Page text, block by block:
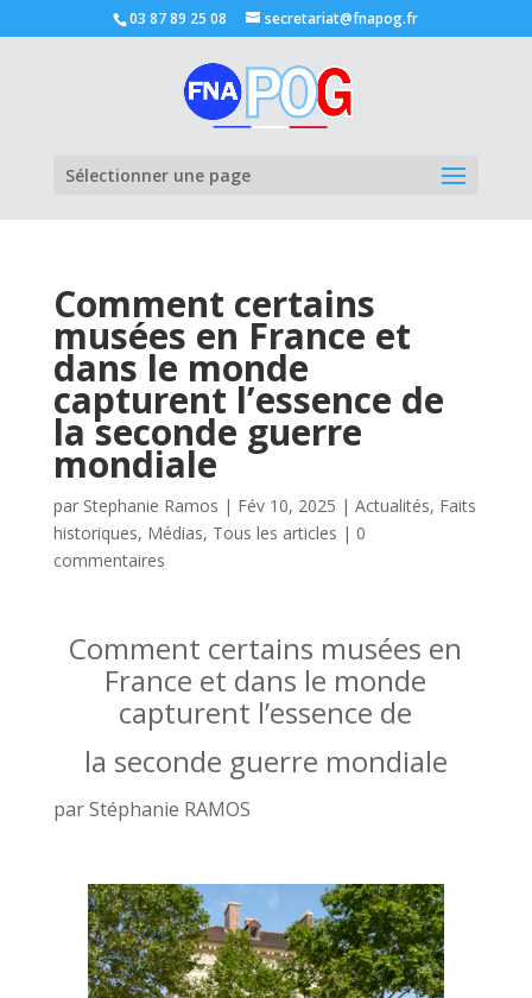
03 87 89 25 08 secretariat@fnapog.fr
Sélectionner une page
Comment certains
musées en France et
dans le monde
capturent l’essence de
la seconde guerre
mondiale
par Stephanie Ramos | Fév 10, 2025 | Actualités, Faits
historiques, Médias, Tous les articles | 0
commentaires
Comment certains musées en
France et dans le monde
capturent l’essence de
la seconde guerre mondiale
par Stéphanie RAMOS